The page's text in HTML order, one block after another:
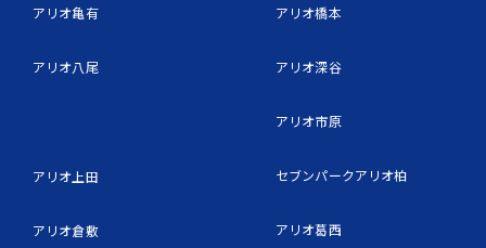
アリオ亀有
アリオ八尾
アリオ上田
アリオ倉敷
アリオ橋本
アリオ深谷
アリオ市原
セブンパークアリオ柏
アリオ葛西